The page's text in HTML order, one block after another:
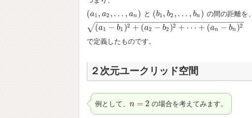
(a1 , a2 , … , an )
(a1 ,a2,… a n ) と (b1 , b2 , … , bn )
(b1 ,b2,… , b n ) の間の距離を、
(a1 − b1 )2 + (a2 − b2 )2 + ⋯ + (an − bn )2
− −
−−−−−−−−−−−−−−−−−−−−−−−−−−−−−−
√
(a1−b )2 +(a2−b2 )2+ ⋯+ (a n− bn 2
で定義したものです。
２次元ユークリッド空間
例として、 n = 2
n= 2 の場合を考えてみます。